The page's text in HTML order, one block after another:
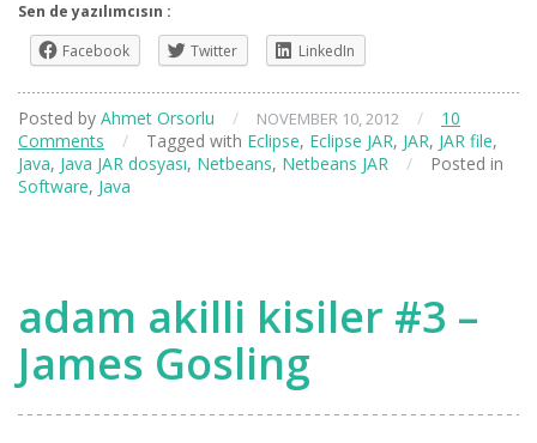
Sen de yazılımcısın :
Facebook
Twitter LinkedIn
Posted by Ahmet Orsorlu / NOVEMBER 10, 2012 /
10
Comments
/ Tagged with Eclipse, Eclipse JAR, JAR, JAR file,
Java, Java JAR dosyası, Netbeans, Netbeans JAR /
Posted in
Software, Java
adam akilli kisiler #3 –
James Gosling